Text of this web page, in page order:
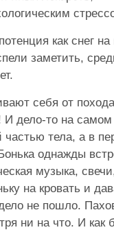
как снег на
заметить,
себя от похода
И дело-то на
тела, а в
однажды
музыка,
на кровать и
не пошло.
ни на что. И как